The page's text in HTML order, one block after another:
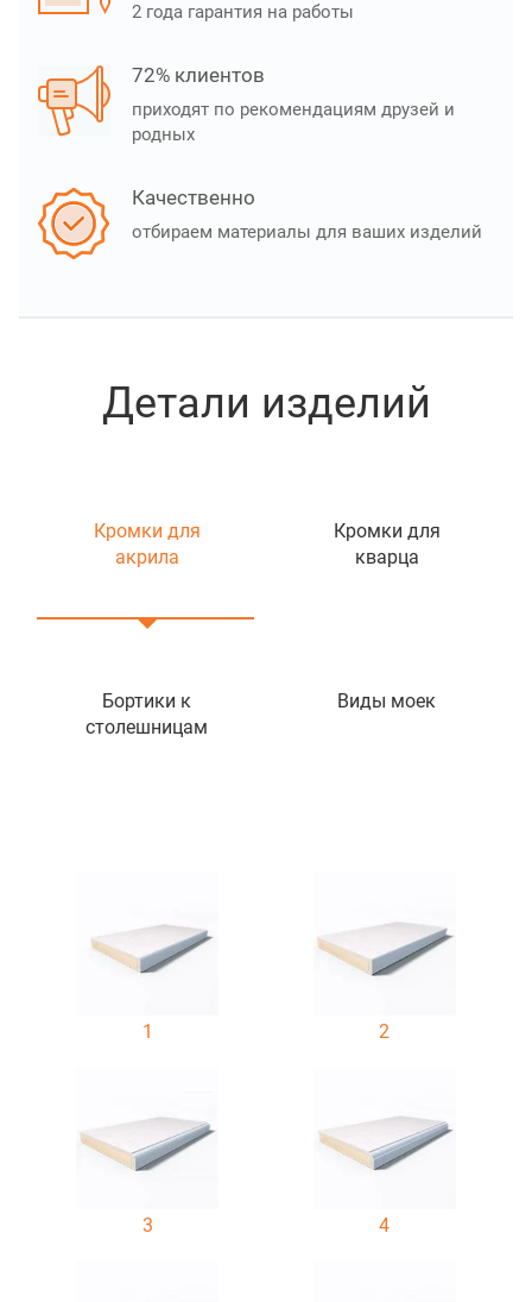
2 года гарантия на работы
72% клиентов
приходят по рекомендациям друзей и
родных
Качественно
отбираем материалы для ваших изделий
Детали изделий
Кромки для
акрила
Кромки для
кварца
Бортики к
столешницам
Виды моек
1 2
3 4